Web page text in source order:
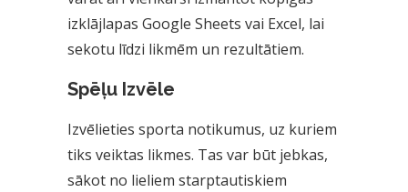
izklājlapas Google Sheets vai Excel, lai
sekotu līdzi likmēm un rezultātiem.
Spēļu Izvēle
Izvēlieties sporta notikumus, uz kuriem
tiks veiktas likmes. Tas var būt jebkas,
sākot no lieliem starptautiskiem